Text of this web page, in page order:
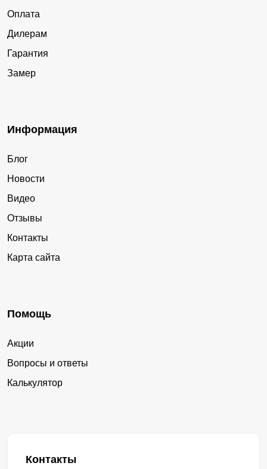
Оплата
Дилерам
Гарантия
Замер
Информация
Блог
Новости
Видео
Отзывы
Контакты
Карта сайта
Помощь
Акции
Вопросы и ответы
Калькулятор
Контакты